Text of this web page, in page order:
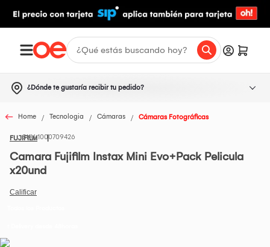
¿Dónde te gustaría recibir tu pedido?
Home Tecnologia Cámaras Cámaras Fotográficas
FUJIFILM1000709426
Camara Fujifilm Instax Mini Evo+Pack Pelicula
x20und